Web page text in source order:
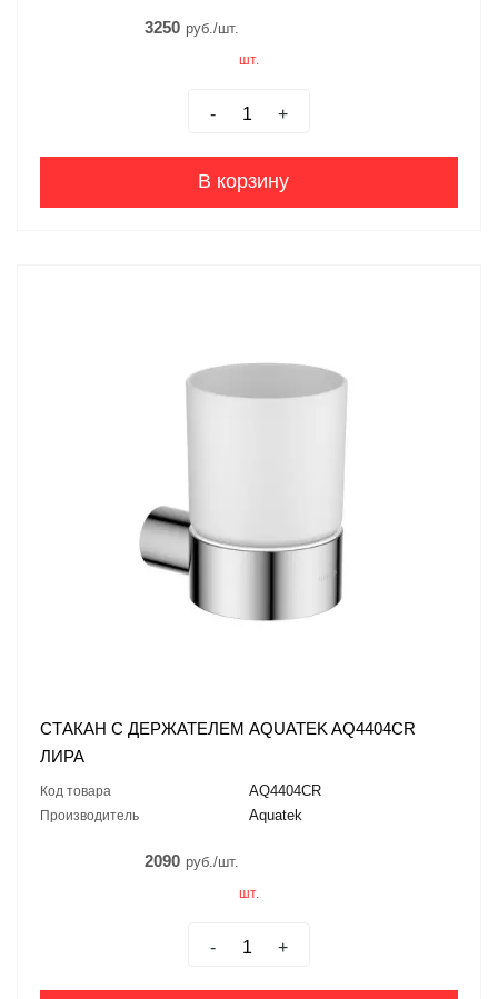
3250 руб./шт.
шт.
- +
В корзину
СТАКАН С ДЕРЖАТЕЛЕМ AQUATEK AQ4404CR
ЛИРА
Код товара AQ4404CR
Производитель Aquatek
2090 руб./шт.
шт.
- +